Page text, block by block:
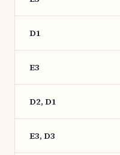
D1
E3
D2, D1
E3, D3